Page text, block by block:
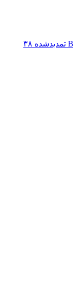
شرکت استیبل‌کوین ژاپنی JPYC در دور سری B تمدیدشده ۳۸